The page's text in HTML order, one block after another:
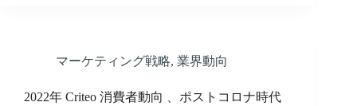
マーケティング戦略, 業界動向
2022年 Criteo 消費者動向 、ポストコロナ時代